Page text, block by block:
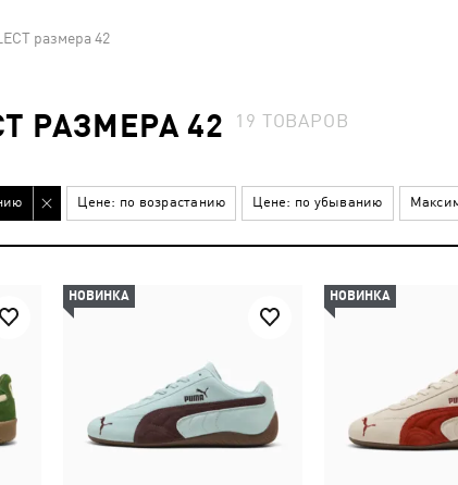
размера 42
РАЗМЕРА 42 19 ТОВАРОВ
Цене: по возрастанию Цене: по убыванию
НОВИНКА НОВИНКА